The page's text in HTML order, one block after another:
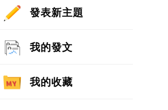
發表新主題
我的發文
我的收藏